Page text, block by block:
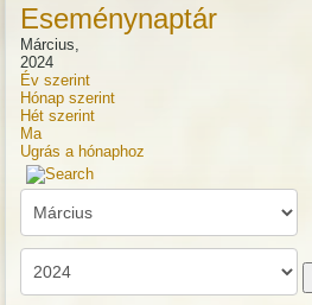
Eseménynaptár
Március,
2024
Év szerint
Hónap szerint
Hét szerint
Ma
Ugrás a hónaphoz